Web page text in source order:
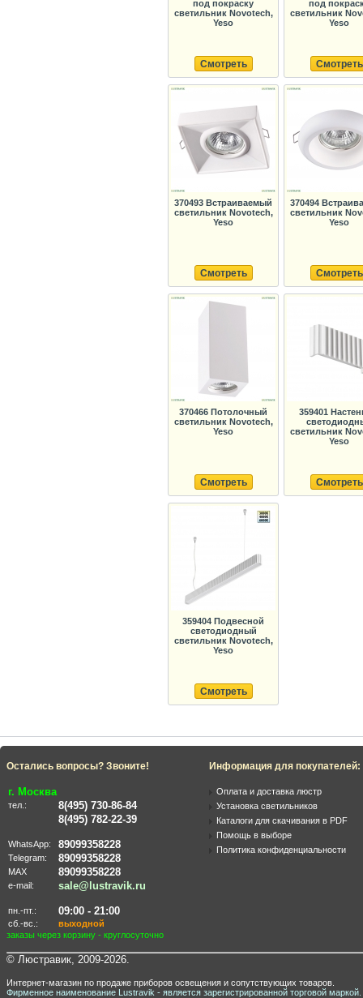
под покраску
светильник Novotech,
Yeso
Смотреть
под
светильник
Yeso
Смотреть
370493 Встраиваемый
светильник Novotech,
Yeso
Смотреть
370494
светильник
Yeso
Смотреть
370466 Потолочный
светильник Novotech,
Yeso
Смотреть
359401
светильник
Yeso
Смотреть
359404 Подвесной
светодиодный
светильник Novotech,
Yeso
Смотреть
Остались вопросы? Звоните!
г. Москва
тел.:
8(495) 730-86-84
8(495) 782-22-39
WhatsApp: 89099358228
Telegram: 89099358228
MAX 89099358228
e-mail: sale@lustravik.ru
пн.-пт.: 09:00 - 21:00
сб.-вс.:
выходной
заказы через корзину - круглосуточно
Информация для покупателей:
Оплата и доставка люстр
Установка светильников
Каталоги для скачивания в PDF
Помощь в выборе
Политика конфиденциальности
© Люстравик, 2009-2026.
Интернет-магазин по продаже приборов освещения и сопутствующих товаров.
Фирменное наименование Lustravik - является зарегистрированной торговой